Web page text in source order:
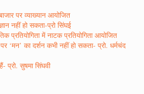
पर व्याख्यान आयोजित
नहीं हो सकता-प्रो सिंघई
प्रतियोगिता में नाटक प्रतियोगिता आयोजित
पर ‘मन’ का दर्शन कभी नहीं हो सकता- प्रो. धर्मचंद
प्रो. सुषमा सिंघवी